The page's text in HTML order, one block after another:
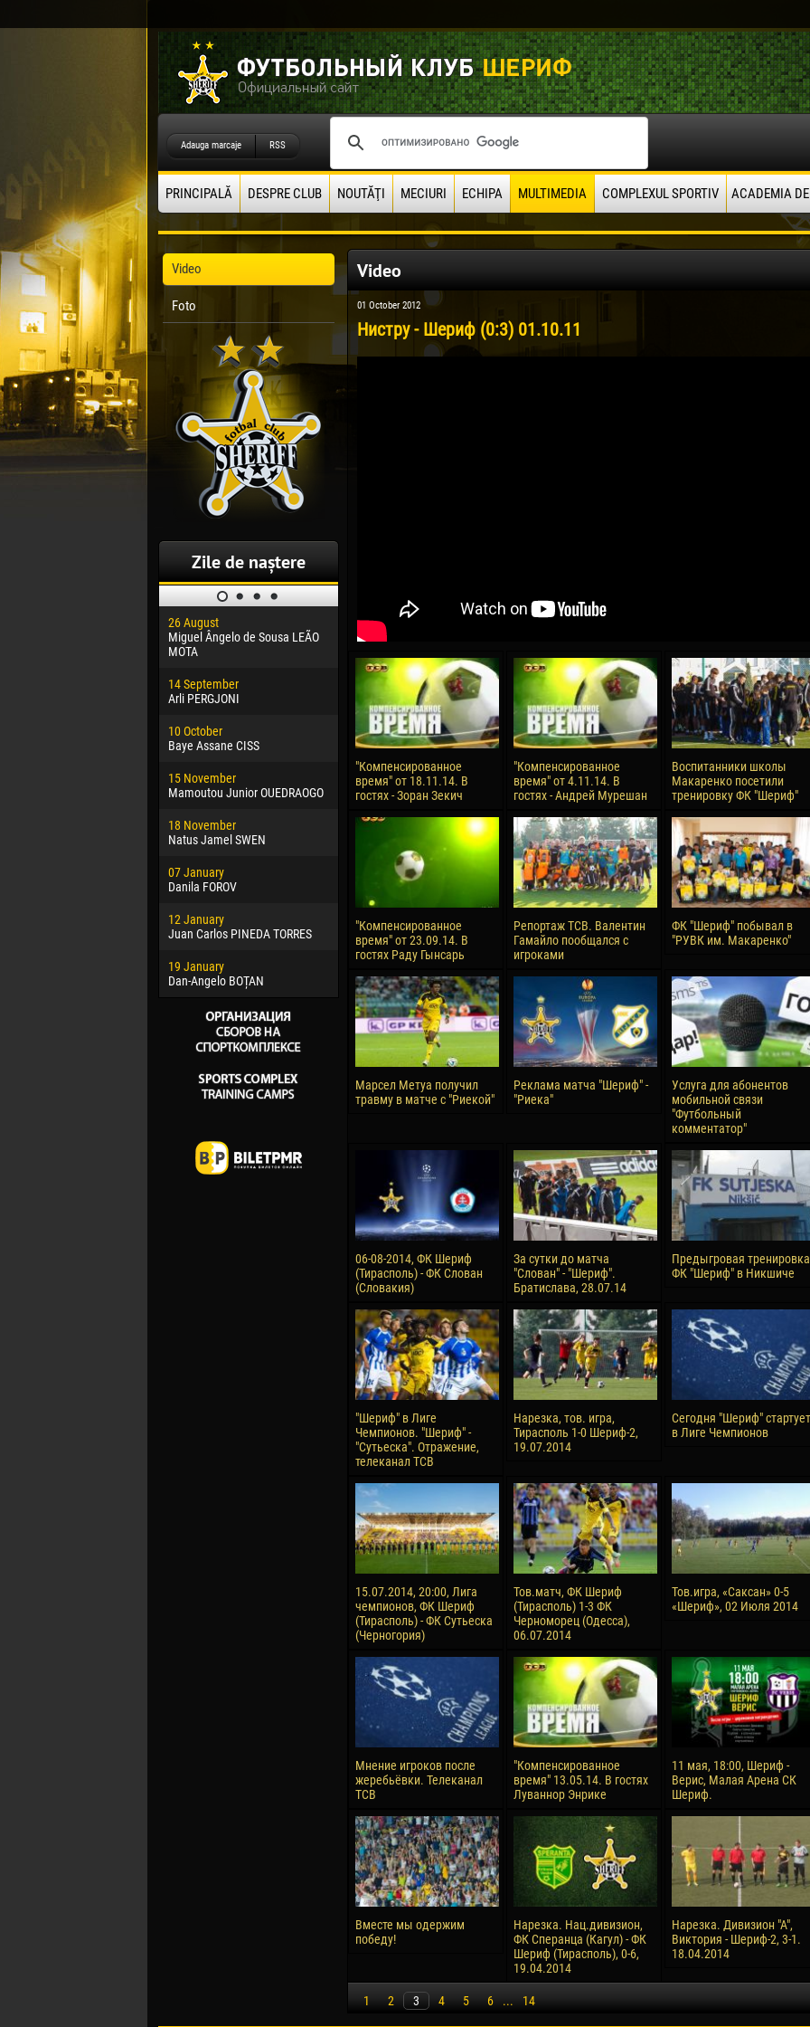
Adauga marcaje RSS
PRINCIPALĂ DESPRE CLUB NOUTĂŢI MECIURI ECHIPA MULTIMEDIA COMPLEXUL SPORTIV ACADEMIA
Video
Foto
Zile de naștere
26 August
Miguel Ângelo de Sousa LEÃO
MOTA
14 September
Arli PERGJONI
10 October
Baye Assane CISS
15 November
Mamoutou Junior OUEDRAOGO
18 November
Natus Jamel SWEN
07 January
Danila FOROV
12 January
Juan Carlos PINEDA TORRES
19 January
Dan-Angelo BOȚAN
30 January
Dhoraso Moreo KLAS
24 February
Vladislav COSTIN
02 March
Veaceslav COZMA
09 March
Emmanuel AFETSE
Jayder Moreno ASPRILLA
Samba KONÉ
26 March
Vitor Hugo Morais de OLIVEIRA
28 March
Raí LOPES DE OLIVEIRA
04 May
13 May
Renat JOSAN
24 May
Nicolaе CEBOTARI
15 June
Konan Jaures-Ulrich LOUKOU
Victor CIUMAȘU
28 June
Soumaila MAGASSOUBA
10 July
Bourama FOMBA
15 July
Ivan DYULGEROV
21 July
Emil TIMBUR
24 July
Mihail COROTCOV
27 July
Vladimir FRATEA
Video
01 October 2012
Нистру - Шериф (0:3) 01.10.11
"Компенсированное
время" от 18.11.14. В
гостях - Зоран Зекич
"Компенсированное
время" от 4.11.14. В
гостях - Андрей Мурешан
Воспитанники школы
Макаренко посетили
тренировку ФК "Шериф"
"Компенсированное
время" от 23.09.14. В
гостях Раду Гынсарь
Репортаж ТСВ. Валентин
Гамайло пообщался с
игроками
ФК "Шериф" побывал в
"РУВК им. Макаренко"
Марсел Метуа получил
травму в матче с "Риекой"
Реклама матча "Шериф" -
"Риека"
Услуга для абонентов
мобильной связи
"Футбольный
комментатор"
06-08-2014, ФК Шериф
(Тирасполь) - ФК Слован
(Словакия)
За сутки до матча
"Слован" - "Шериф".
Братислава, 28.07.14
Предыгровая тренировка
ФК "Шериф" в Никшиче
"Шериф" в Лиге
Чемпионов. "Шериф" -
"Сутьеска". Отражение,
телеканал ТСВ
Нарезка, тов. игра,
Тирасполь 1-0 Шериф-2,
19.07.2014
Сегодня "Шериф" стартует
в Лиге Чемпионов
15.07.2014, 20:00, Лига
чемпионов, ФК Шериф
(Тирасполь) - ФК Сутьеска
(Черногория)
Тов.матч, ФК Шериф
(Тирасполь) 1-3 ФК
Черноморец (Одесса),
06.07.2014
Тов.игра, «Саксан» 0-5
«Шериф», 02 Июля 2014
Мнение игроков после
жеребьёвки. Телеканал
ТСВ
"Компенсированное
время" 13.05.14. В гостях
Луваннор Энрике
11 мая, 18:00, Шериф -
Верис, Малая Арена СК
Шериф.
Вместе мы одержим
победу!
Нарезка. Нац.дивизион,
ФК Сперанца (Кагул) - ФК
Шериф (Тирасполь), 0-6,
19.04.2014
Нарезка. Дивизион "А",
Виктория - Шериф-2, 3-1.
18.04.2014
1 2 3 4 5 6 ... 14